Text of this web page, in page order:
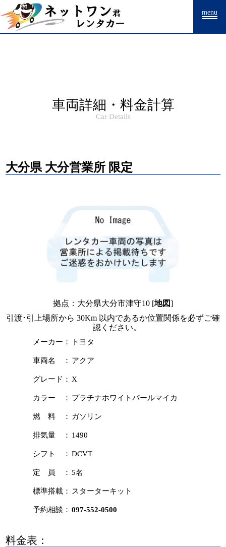
Warning: Undefined array key "HTTP_ACCEPT_LANGUAGE" in
/home/drpnw/netwankun.com/public_html/include/access_log.phpon
line15
menu
車両詳細・料金計算
Car Details
大分県 大分営業所 限定
拠点：大分県大分市津守10 [地図]
引渡･引上場所から 30Km 以内であるか位置関係を必ずご確
認ください。
メーカー：
トヨタ
車両名 ： アクア
グレード： X
カラー ： プラチナホワイトパールマイカ
燃 料 ： ガソリン
排気量 ： 1490
シフト ： DCVT
定 員 ： 5名
標準搭載： スターターキット
予約相談： 097-552-0500
料金表：